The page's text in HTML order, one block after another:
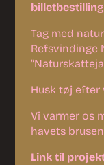
Tag med
Refsvindinge
Husk tøj efter
Vi varmer os
havets
Link til